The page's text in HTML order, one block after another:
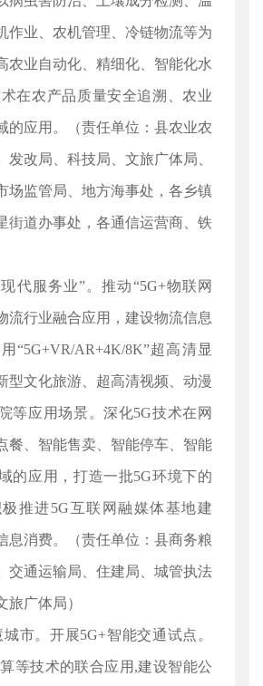
作业、农机管理、冷链物流等为
农业自动化、精细化、智能化水
在农产品质量安全追溯、农业
的应用。（责任单位：县农业农
发改局、科技局、文旅广体局、
场监管局、地方海事处，各乡镇
街道办事处，各通信运营商、铁
代服务业”。推动“5G+物联网
流行业融合应用，建设物流信息
“5G+VR/AR+4K/8K”超高清显
型文化旅游、超高清视频、动漫
等应用场景。深化5G技术在网
餐、智能售卖、智能停车、智能
的应用，打造一批5G环境下的
推进5G互联网融媒体基地建
息消费。（责任单位：县商务粮
交通运输局、住建局、城管执法
旅广体局）
城市。开展5G+智能交通试点。
等技术的联合应用,建设智能公